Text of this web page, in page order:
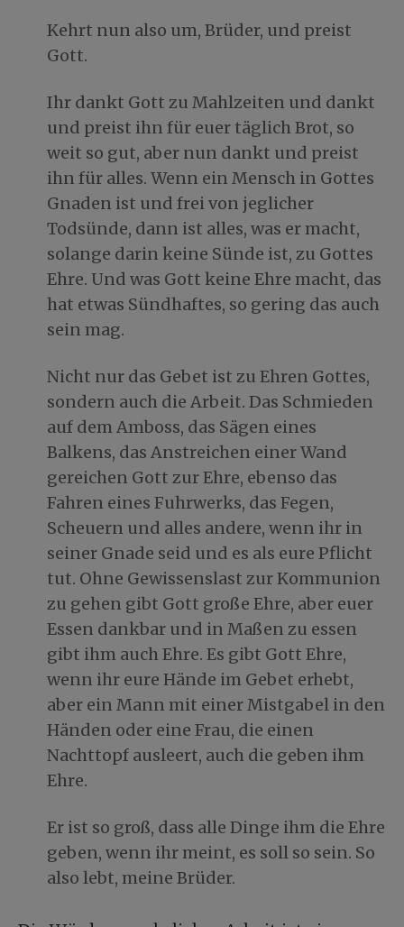
Kehrt nun also um, Brüder, und preist
Gott.
Ihr dankt Gott zu Mahlzeiten und dankt
und preist ihn für euer täglich Brot, so
weit so gut, aber nun dankt und preist
ihn für alles. Wenn ein Mensch in Gottes
Gnaden ist und frei von jeglicher
Todsünde, dann ist alles, was er macht,
solange darin keine Sünde ist, zu Gottes
Ehre. Und was Gott keine Ehre macht, das
hat etwas Sündhaftes, so gering das auch
sein mag.
Nicht nur das Gebet ist zu Ehren Gottes,
sondern auch die Arbeit. Das Schmieden
auf dem Amboss, das Sägen eines
Balkens, das Anstreichen einer Wand
gereichen Gott zur Ehre, ebenso das
Fahren eines Fuhrwerks, das Fegen,
Scheuern und alles andere, wenn ihr in
seiner Gnade seid und es als eure Pflicht
tut. Ohne Gewissenslast zur Kommunion
zu gehen gibt Gott große Ehre, aber euer
Essen dankbar und in Maßen zu essen
gibt ihm auch Ehre. Es gibt Gott Ehre,
wenn ihr eure Hände im Gebet erhebt,
aber ein Mann mit einer Mistgabel in den
Händen oder eine Frau, die einen
Nachttopf ausleert, auch die geben ihm
Ehre.
Er ist so groß, dass alle Dinge ihm die Ehre
geben, wenn ihr meint, es soll so sein. So
also lebt, meine Brüder.